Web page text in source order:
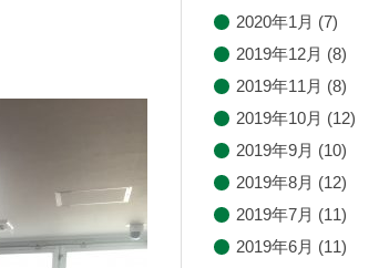
2020年1月 (7)
2019年12月 (8)
2019年11月 (8)
2019年10月 (12)
2019年9月 (10)
2019年8月 (12)
2019年7月 (11)
2019年6月 (11)